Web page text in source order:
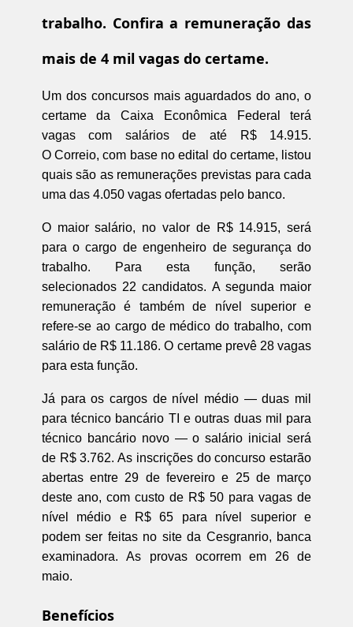
trabalho. Confira a remuneração das
mais de 4 mil vagas do certame.
Um dos concursos mais aguardados do ano, o
certame da Caixa Econômica Federal terá
vagas com salários de até R$ 14.915.
O Correio, com base no edital do certame, listou
quais são as remunerações previstas para cada
uma das 4.050 vagas ofertadas pelo banco.
O maior salário, no valor de R$ 14.915, será
para o cargo de engenheiro de segurança do
trabalho. Para esta função, serão
selecionados 22 candidatos. A segunda maior
remuneração é também de nível superior e
refere-se ao cargo de médico do trabalho, com
salário de R$ 11.186. O certame prevê 28 vagas
para esta função.
Já para os cargos de nível médio — duas mil
para técnico bancário TI e outras duas mil para
técnico bancário novo — o salário inicial será
de R$ 3.762. As inscrições do concurso estarão
abertas entre 29 de fevereiro e 25 de março
deste ano, com custo de R$ 50 para vagas de
nível médio e R$ 65 para nível superior e
podem ser feitas no site da Cesgranrio, banca
examinadora. As provas ocorrem em 26 de
maio.
Benefícios